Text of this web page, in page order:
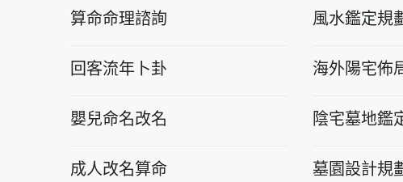
算命命理諮詢
回客流年卜卦
嬰兒命名改名
成人改名算命
風水鑑定規
海外陽宅佈
陰宅墓地鑑
墓園設計規